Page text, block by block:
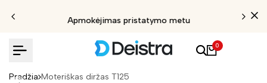
Apmokėjimas pristatymo metu
0
Pradžia Moteriškas diržas T125